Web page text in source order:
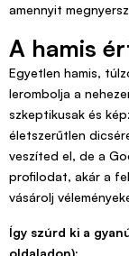
amennyit
A hamis
Egyetlen hamis,
lerombolja a
szkeptikusak és
életszerűtlen
veszíted el, de a
profilodat, akár a
vásárolj
Így szúrd ki a
oldaladon):